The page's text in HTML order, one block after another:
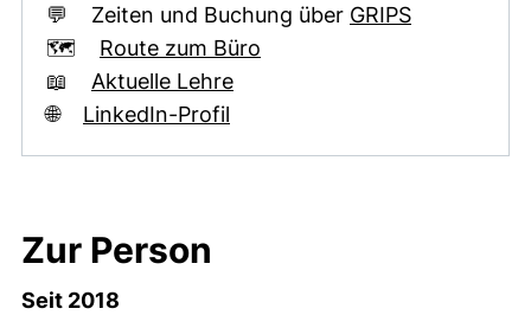
💬 Zeiten und Buchung über GRIPS(externer
🗺️ Route zum Büro
📖 Aktuelle Lehre(externer Link, öffnet neues
🌐 LinkedIn-Profil
Zur Person
Seit 2018